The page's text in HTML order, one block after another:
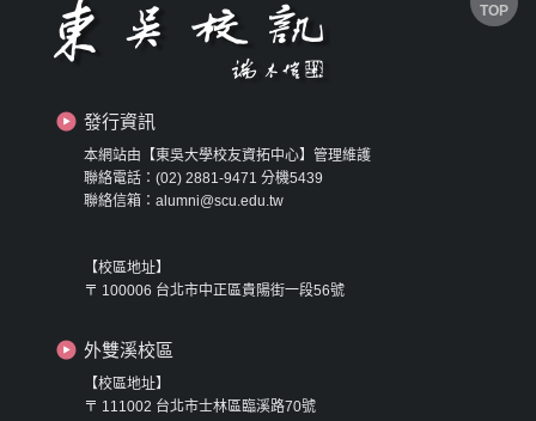
發行資訊
本網站由【東吳大學校友資拓中心】管理維護
聯絡電話：(02) 2881-9471 分機5439
聯絡信箱：alumni@scu.edu.tw
【校區地址】
〒 100006 台北市中正區貴陽街一段56號
外雙溪校區
【校區地址】
〒 111002 台北市士林區臨溪路70號
TOP